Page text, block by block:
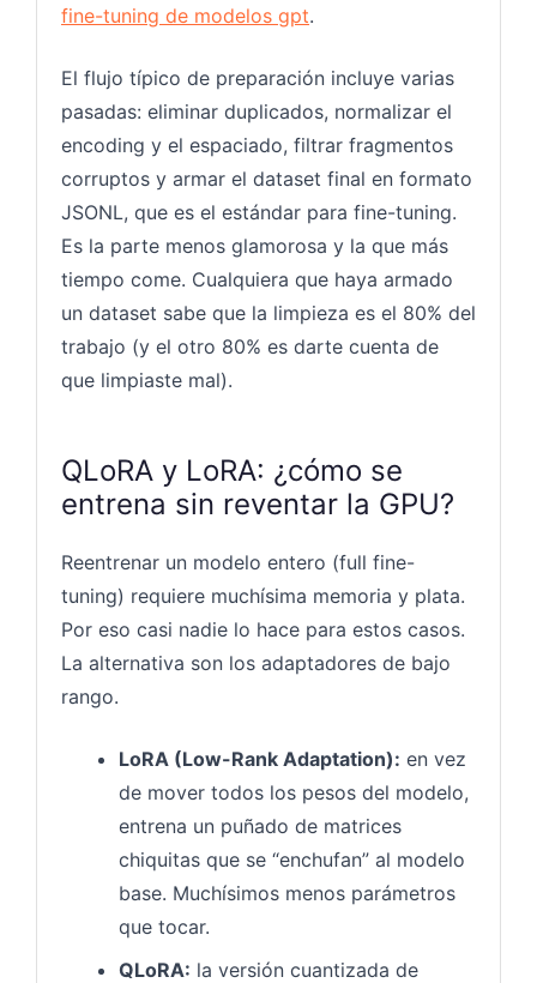
fine-tuning de modelos gpt.
El flujo típico de preparación incluye varias
pasadas: eliminar duplicados, normalizar el
encoding y el espaciado, filtrar fragmentos
corruptos y armar el dataset final en formato
JSONL, que es el estándar para fine-tuning.
Es la parte menos glamorosa y la que más
tiempo come. Cualquiera que haya armado
un dataset sabe que la limpieza es el 80% del
trabajo (y el otro 80% es darte cuenta de
que limpiaste mal).
QLoRA y LoRA: ¿cómo se
entrena sin reventar la GPU?
Reentrenar un modelo entero (full fine-
tuning) requiere muchísima memoria y plata.
Por eso casi nadie lo hace para estos casos.
La alternativa son los adaptadores de bajo
rango.
LoRA (Low-Rank Adaptation): en vez
de mover todos los pesos del modelo,
entrena un puñado de matrices
chiquitas que se “enchufan” al modelo
base. Muchísimos menos parámetros
que tocar.
QLoRA: la versión cuantizada de